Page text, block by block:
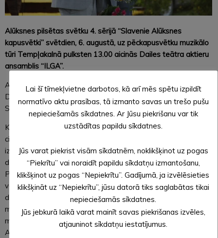
Alūksnes pilsētas svētku 4. sērijā “Slavenie Alūksnes
kapusvētki” svētdien, 6. augustā, uz pēckapusvētku muzikālo
tūri Tempļakalnā pulksten 13.00 aicinās Dailes teātra aktieru
ansamblis “ILGA”.
Ansamblī “ILGA” apvienojušies, trīs atraktīvi un populāri
Dailes teātra dziedošie aktieri: Lauris Subatnieks, Gundars
Silakaktiņš un Aldis Siliņš.
Kopš 2005. gada dažādās Latvijas koncertzālēs, pilsētās un
ciemos, “ILGA” ir priecējusi savus skatītājus un klausītājus,
izpildot dažādas dzejas un dziesmu montāžas, tajā skaitā
dziesmas no teātra izrādēm, dejojamas un līdzi dziedamas R.
Paula, Z. Liepiņa un Im. Kalniņa sirds dziesmas, īpaši dāmām
veidotu programmu ar latviešu erotisko dzeju, ansambļa 10
dzimšanas dienai veltīto koncertprogrammu “17 pansionāta
mirkļi” un sociāli-politiski humoristisko V. Artava un R. Paula
muzikāli dramatisko uzvedumu “Rīgā dzīvot nav ne vainas!”.
Ansamblis “ILGA” garantē saviem klausītājiem labu
Lai šī tīmekļvietne darbotos, kā arī mēs spētu izpildīt
normatīvo aktu prasības, tā izmanto savas un trešo pušu
nepieciešamās sīkdatnes. Ar Jūsu piekrišanu var tik
uzstādītas papildu sīkdatnes.
Jūs varat piekrist visām sīkdatnēm, noklikšķinot uz pogas
“Piekrītu” vai noraidīt papildu sīkdatņu izmantošanu,
klikšķinot uz pogas “Nepiekrītu”. Gadījumā, ja izvēlēsieties
klikšķināt uz “Nepiekrītu”, jūsu datorā tiks saglabātas tikai
nepieciešamās sīkdatnes.
Jūs jebkurā laikā varat mainīt savas piekrišanas izvēles,
atjauninot sīkdatņu iestatījumus.